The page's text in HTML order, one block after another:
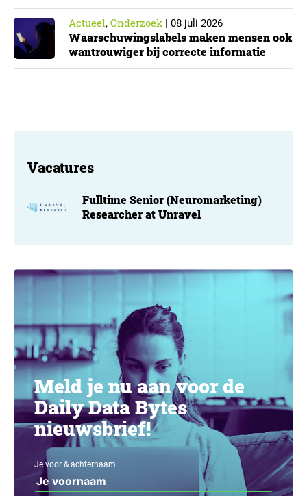
Actueel, Onderzoek| 08 juli 2026
Waarschuwingslabels maken mensen ook
wantrouwiger bij correcte informatie
Vacatures
Fulltime Senior (Neuromarketing)
Researcher at Unravel
Meld je nu aan voor de
Daily Data Bytes
nieuwsbrief!
Je voor & achternaam